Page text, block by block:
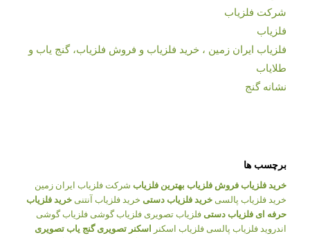
شرکت فلزیاب
فلزیاب
فلزیاب ایران زمین ، خرید فلزیاب و فروش فلزیاب، گنج یاب و
طلایاب
نشانه گنج
برچسب ها
خرید فلزیاب فروش فلزیاب بهترین فلزیاب شرکت فلزیاب ایران زمین
خرید فلزیاب پالسی خرید فلزیاب دستی خرید فلزیاب آنتنی خرید فلزیاب
حرفه ای فلزیاب دستی فلزیاب تصویری فلزیاب گوشی فلزیاب گوشی
اندروید فلزیاب پالسی فلزیاب اسکنر اسکنر تصویری گنج یاب تصویری